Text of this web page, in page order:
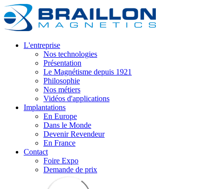
L'entreprise
Nos technologies
Présentation
Le Magnétisme depuis 1921
Philosophie
Nos métiers
Vidéos d'applications
Implantations
En Europe
Dans le Monde
Devenir Revendeur
En France
Contact
Foire Expo
Demande de prix